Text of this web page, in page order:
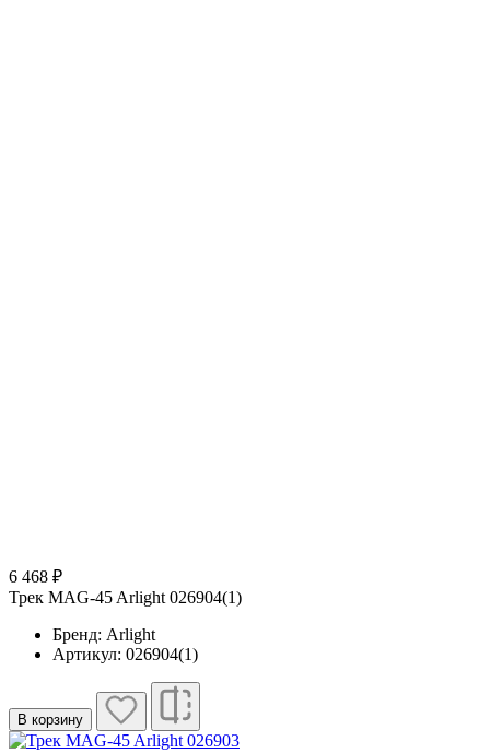
6 468 ₽
Трек MAG-45 Arlight 026904(1)
Бренд: Arlight
Артикул: 026904(1)
В корзину